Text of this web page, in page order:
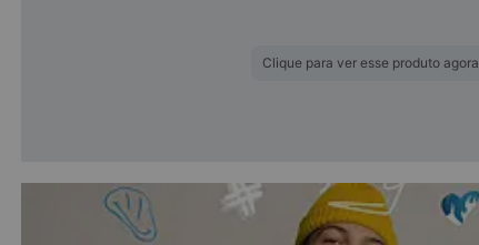
Clique para ver esse produto agora